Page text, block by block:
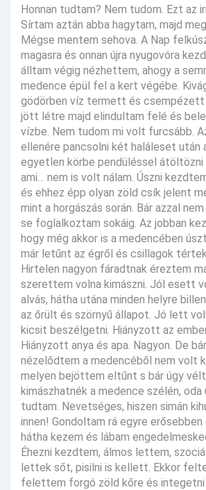
Honnan tudtam? Nem tudom. Ezt az
Sírtam aztán abba hagytam, majd
Mégse mentem sehova. A Nap
magasra és onnan újra nyugovóra
álltam végig nézhettem, ahogy a
medence épül fel a kert végébe.
gödörben víz termett és csempézett
jött létre majd elindultam felé és
vízbe. Nem tudom mi volt furcsább.
ellenére pancsolni két haláleset után
egyetlen körbe pendüléssel átöltözni
ami… nem is volt nálam. Úszni
és ehhez épp olyan zöld csík jelent
mint a horgászás során. Bár azzal
se foglalkoztam sokáig. Az jobban
hogy még akkor is a medencében
már letűnt az égről és csillagok tértek
Hirtelen nagyon fáradtnak éreztem
szerettem volna kimászni. Jól esett
alvás, hátha utána minden helyre
az őrült és szörnyű állapot. Jó lett
kicsit beszélgetni. Hiányzott az
Hiányzott anya és apa. Nagyon. De
nézelődtem a medencéből nem volt
melyen bejöttem eltűnt s bár úgy
kimászhatnék a medence szélén, oda
tudtam. Nevetséges, hiszen simán
innen! Gondoltam rá egyre erősebben
hátha kezem és lábam
Éhezni kezdtem, álmos lettem,
lettek sőt, pisilni is kellett. Ekkor
felettem forgó zöld kőre és integetni